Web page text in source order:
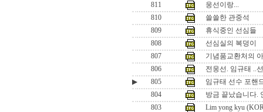
811
웅선이랑...
810
쓸쓸한 관중석
809
휴식중인 선심들
808
선심실의 복덩이
807
기념품교환처의
806
전웅선. 임규태 ..
▶
805
임규태 선수 포핸
804
방금 끝났습니다.
803
Lim yong kyu